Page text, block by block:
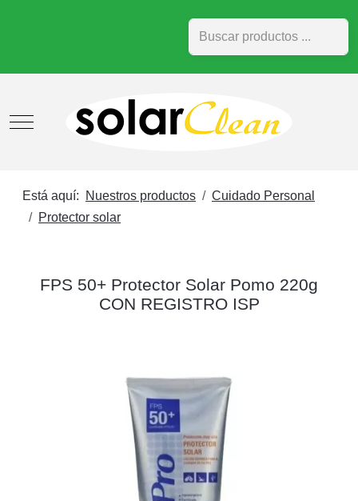
Buscar
Mobile Menu Toggle
Está aquí: Nuestros productos
Cuidado Personal
Protector solar
FPS 50+ Protector Solar Pomo 220g
CON REGISTRO ISP